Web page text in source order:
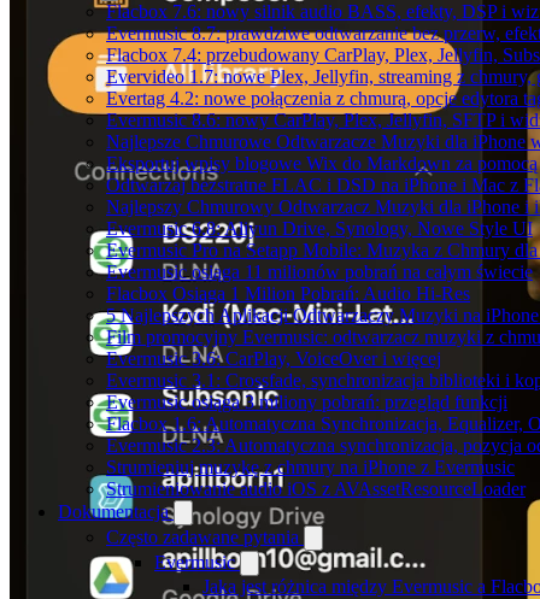
Flacbox 7.6: nowy silnik audio BASS, efekty, DSP i
Evermusic 8.7: prawdziwe odtwarzanie bez przerw,
Flacbox 7.4: przebudowany CarPlay, Plex, Jellyfin,
Evervideo 1.7: nowe Plex, Jellyfin, streaming z chmury,
Evertag 4.2: nowe połączenia z chmurą, opcje edytora
Evermusic 8.6: nowy CarPlay, Plex, Jellyfin, SFTP i
Najlepsze Chmurowe Odtwarzacze Muzyki dla iPhone
Eksportuj wpisy blogowe Wix do Markdown za
Odtwarzaj bezstratne FLAC i DSD na iPhone i Mac z
Najlepszy Chmurowy Odtwarzacz Muzyki dla iPhone i
Evermusic 6.8: Aliyun Drive, Synology, Nowe Style UI
Evermusic Pro na Setapp Mobile: Muzyka z Chmury
Evermusic osiąga 11 milionów pobrań na całym świecie
Flacbox Osiąga 1 Milion Pobrań: Audio Hi-Res
5 Najlepszych Aplikacji Odtwarzaczy Muzyki na
Film promocyjny Evermusic: odtwarzacz muzyki z
Evermusic 3.6: CarPlay, VoiceOver i więcej
Evermusic 3.1: Crossfade, synchronizacja biblioteki i
Evermusic osiąga 3 miliony pobrań: przegląd funkcji
Flacbox 1.6: Automatyczna Synchronizacja, Equalizer,
Evermusic 2.3: Automatyczna synchronizacja, pozycja
Strumieniuj muzykę z chmury na iPhone z Evermusic
Strumieniowanie audio iOS z AVAssetResourceLoader
Dokumentacja
Często zadawane pytania
Evermusic
Jaka jest różnica między Evermusic a